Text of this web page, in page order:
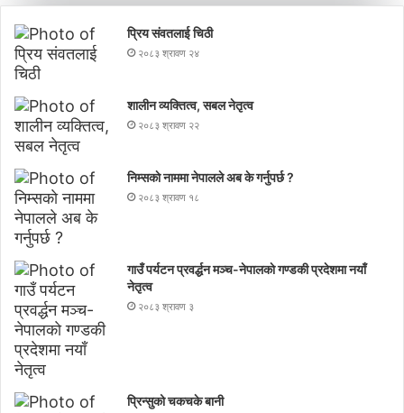
प्रिय संवतलाई चिठी
२०८३ श्रावण २४
शालीन व्यक्तित्व, सबल नेतृत्व
२०८३ श्रावण २२
निम्सकाे नाममा नेपालले अब के गर्नुपर्छ ?
२०८३ श्रावण १८
गाउँ पर्यटन प्रवर्द्धन मञ्च-नेपालकाे गण्डकी प्रदेशमा नयाँ
नेतृत्व
२०८३ श्रावण ३
प्रिन्सुको चकचके बानी